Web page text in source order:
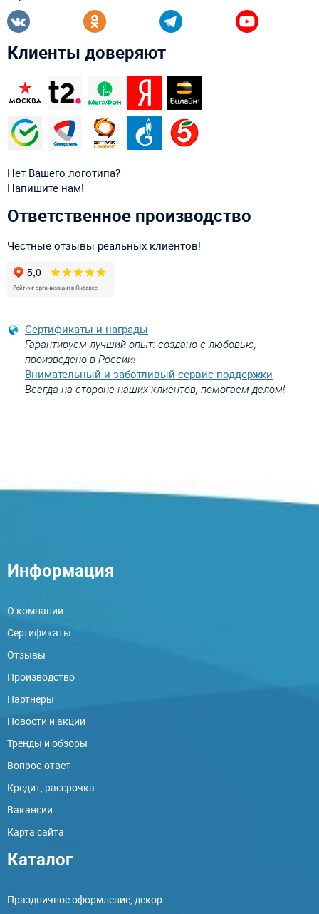
Клиенты доверяют
Нет Вашего логотипа?
Напишите нам!
Ответственное производство
Честные отзывы реальных клиентов!
Сертификаты и награды
Гарантируем лучший опыт: создано с любовью,
произведено в России!
Внимательный и заботливый сервис поддержки
Всегда на стороне наших клиентов, помогаем делом!
Информация
О компании
Сертификаты
Отзывы
Производство
Партнеры
Новости и акции
Тренды и обзоры
Вопрос-ответ
Кредит, рассрочка
Вакансии
Карта сайта
Каталог
Праздничное оформление, декор